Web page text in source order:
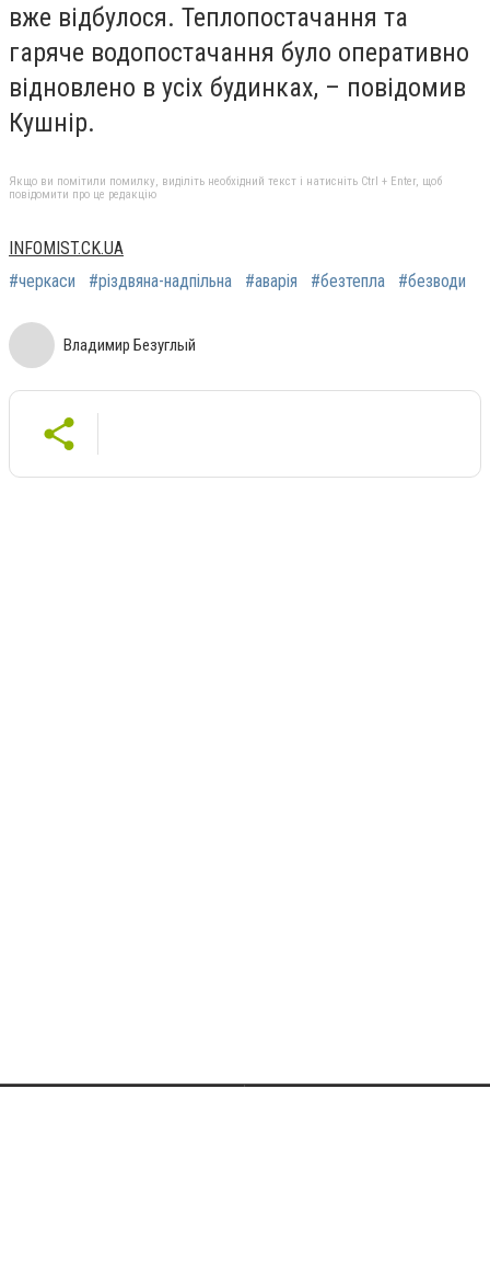
вже відбулося. Теплопостачання та
гаряче водопостачання було оперативно
відновлено в усіх будинках, – повідомив
Кушнір.
Якщо ви помітили помилку, виділіть необхідний текст і натисніть Ctrl + Enter, щоб
повідомити про це редакцію
INFOMIST.CK.UA
#черкаси
#різдвяна-надпільна #аварія #безтепла #безводи
Владимир Безуглый